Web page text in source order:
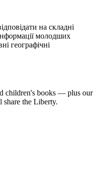
на складні
молодших
географічні
children's books — plus our
share the Liberty.